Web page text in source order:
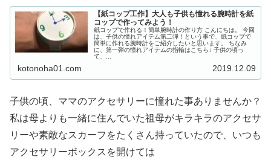
【紙コップ工作】大人も子供も憧れる腕時計を紙
コップで作ってみよう！
紙コップで作れる！簡単腕時計の作り方 こんにちは。 今回
は、子供の憧れアイテム第二弾！という事で、紙コップで
簡単に作れる腕時計をご紹介したいと思います。 ちなみ
に、第一弾の憧れアイテムの指輪はこちら↓ 子供の頃っ
て、...
kotonoha01.com 2019.12.09
子供の頃、ママのアクセサリーに憧れた事ありませんか？
私は母よりも一緒に住んでいた祖母がキラキラのアクセサ
リーや素敵なスカーフをたくさん持っていたので、いつも
アクセサリーボックスを開けては